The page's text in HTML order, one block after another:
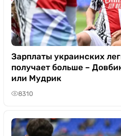
Зарплаты украинских
получает больше –
или Мудрик
8310